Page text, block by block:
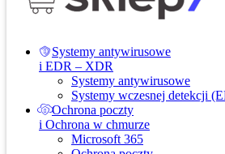
Systemy antywirusowe
i EDR – XDR
Systemy antywirusowe
Systemy wczesnej detekcji
Ochrona poczty
i Ochrona w chmurze
Microsoft 365